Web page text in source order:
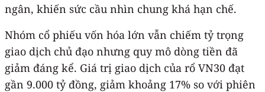
ngân, khiến sức cầu nhìn chung khá hạn chế.
Nhóm cổ phiếu vốn hóa lớn vẫn chiếm tỷ trọng
giao dịch chủ đạo nhưng quy mô dòng tiền đã
giảm đáng kể. Giá trị giao dịch của rổ VN30 đạt
gần 9.000 tỷ đồng, giảm khoảng 17% so với phiên